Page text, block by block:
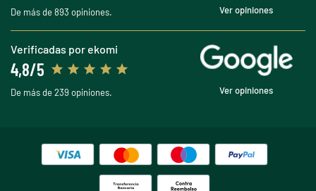
De más de 893 opiniones. Ver opiniones
Verificadas por ekomi
4,8/5
De más de 239 opiniones. Ver opiniones